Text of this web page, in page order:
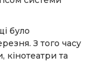
було
З того часу
кінотеатри та